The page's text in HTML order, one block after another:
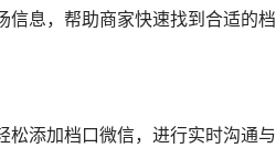
信息，帮助商家快速找到合适的档
松添加档口微信，进行实时沟通